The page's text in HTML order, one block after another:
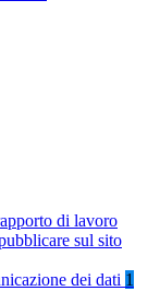
di lavoro
sul sito
dei dati 1